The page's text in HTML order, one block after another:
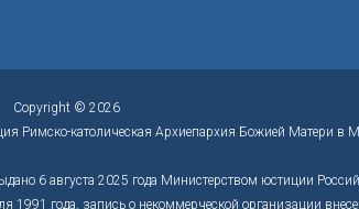
Copyright © 2026
Римско-католическая Архиепархия Божией Матери в
6 августа 2025 года Министерством юстиции
года, запись о некоммерческой организации